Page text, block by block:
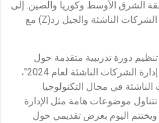
الشرق الأوسط وكوريا والصين. إلى
جانب مناقشة التقاطع بين الشركات الناشئة والجيل زد(Z) مع
تنظيم دورة تدريبية متقدمة حول
"أهمية التطوير السريع في إدارة الشركات الناشئة لعام 2024"،
في مجال التكنولوجيا
موضوعات هامة مثل الإدارة
ويختتم اليوم بعرض تقديمي حول